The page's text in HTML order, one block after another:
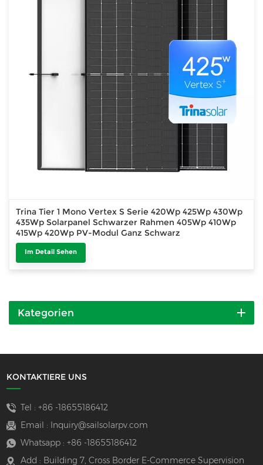
Trina Tier 1 Mono Vertex S Serie 420Wp 425Wp 430Wp
435Wp Solarpanel Schwarzer Rahmen 405Wp 410Wp
415Wp 420Wp PV-Modul Ganz Schwarz
Im Detail Sehen
Kategorien
KONTAKTIERE UNS
Tel : +86 -18655186412
Email :
Inquiry@sailsolarpv.com
Whatsapp : +86 -18655186412
Add : Building 7, Cross Border E-Commerce Supervision